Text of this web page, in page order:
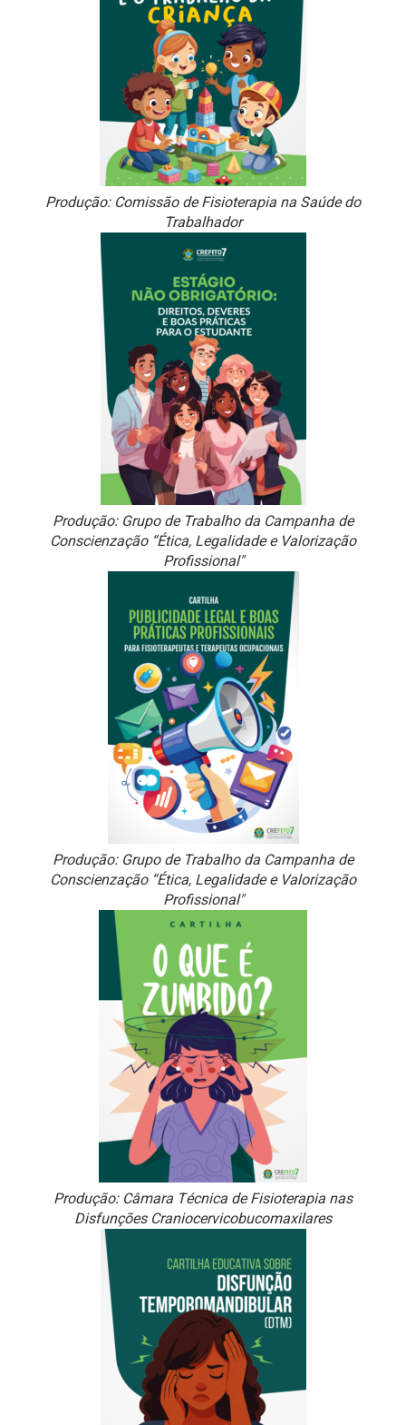
Produção: Comissão de Fisioterapia na Saúde do
Trabalhador
Produção: Grupo de Trabalho da Campanha de
Conscienzação “Ética, Legalidade e Valorização
Profissional"
Produção: Grupo de Trabalho da Campanha de
Conscienzação “Ética, Legalidade e Valorização
Profissional"
Produção: Câmara Técnica de Fisioterapia nas
Disfunções Craniocervicobucomaxilares